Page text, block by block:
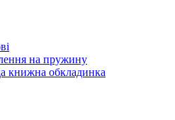
на пружину
книжна обкладинка